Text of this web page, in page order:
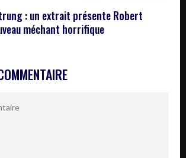
: un extrait présente Robert
méchant horrifique